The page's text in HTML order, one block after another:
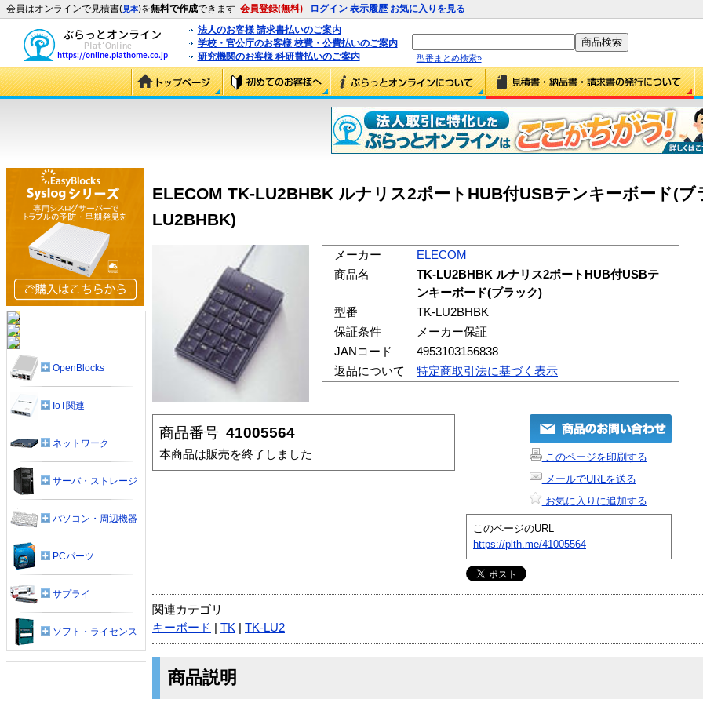
会員はオンラインで見積書(見本)を無料で作成できます 会員登録(無料) ログイン 表示履歴 お気に入りを見る
法人のお客様 請求書払いのご案内
学校・官公庁のお客様 校費・公費払いのご案内
研究機関のお客様 科研費払いのご案内
型番まとめ検索»
ELECOM TK-LU2BHBK ルナリス2ポートHUB付USBテンキーボード(ブ
LU2BHBK)
メーカー
ELECOM
商品名
TK-LU2BHBK ルナリス2ポートHUB付USBテ
ンキーボード(ブラック)
型番
TK-LU2BHBK
保証条件
メーカー保証
JANコード
4953103156838
返品について
特定商取引法に基づく表示
商品番号 41005564
本商品は販売を終了しました
このページを印刷する
メールでURLを送る
お気に入りに追加する
このページのURL
https://plth.me/41005564
関連カテゴリ
キーボード
TK TK-LU2
商品説明
OpenBlocks
IoT関連
ネットワーク
サーバ・ストレージ
パソコン・周辺機器
PCパーツ
サプライ
ソフト・ライセンス